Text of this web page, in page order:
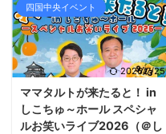
四国中央イベント
2026/7/25
ママタルトが来たると！ in
しこちゅ～ホール スペシャ
ルお笑いライブ2026（＠し